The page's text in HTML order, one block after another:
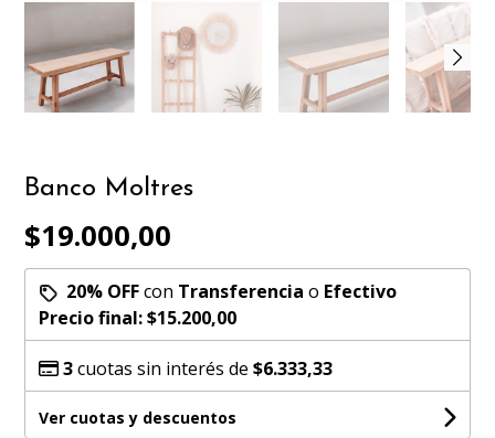
Banco Moltres
$19.000,00
20% OFFcon Transferencia o Efectivo
Precio final:$15.200,00
3cuotas sin interés de$6.333,33
Ver cuotas y descuentos